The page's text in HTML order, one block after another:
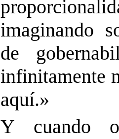
imaginando
de
infinitamente
aquí.»
Y cuando